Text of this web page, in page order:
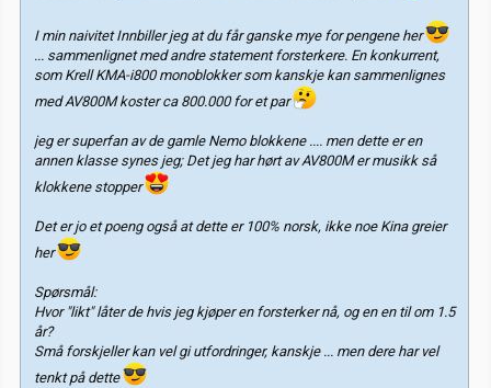
I min naivitet Innbiller jeg at du får ganske mye for pengene her
... sammenlignet med andre statement forsterkere. En konkurrent,
som Krell KMA-i800 monoblokker som kanskje kan sammenlignes
med AV800M koster ca 800.000 for et par
jeg er superfan av de gamle Nemo blokkene .... men dette er en
annen klasse synes jeg; Det jeg har hørt av AV800M er musikk så
klokkene stopper
Det er jo et poeng også at dette er 100% norsk, ikke noe Kina greier
her
Spørsmål:
Hvor "likt" låter de hvis jeg kjøper en forsterker nå, og en en til om 1.5
år?
Små forskjeller kan vel gi utfordringer, kanskje ... men dere har vel
tenkt på dette